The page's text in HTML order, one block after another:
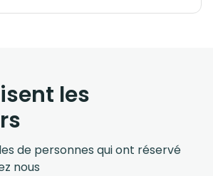
les
de personnes qui ont réservé
nous